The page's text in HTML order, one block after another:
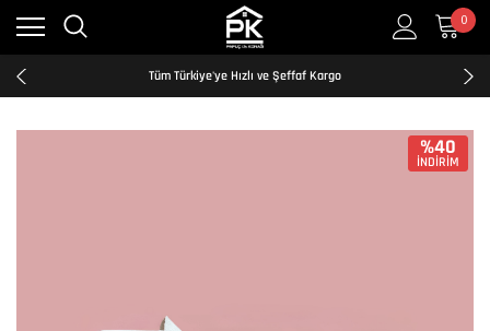
0
Kredi Kartına Taksit İmkanı
2500₺ ve Üzeri Ücretsiz Kargo
Tüm Türkiye'ye Hızlı ve Şeffaf Kargo
Kredi Kartına Taksit İmkanı
%40
İNDİRİM